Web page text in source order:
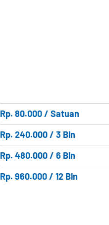
Rp. 80.000 / Satuan
Rp. 240.000 / 3 Bln
Rp. 480.000 / 6 Bln
Rp. 960.000 / 12 Bln